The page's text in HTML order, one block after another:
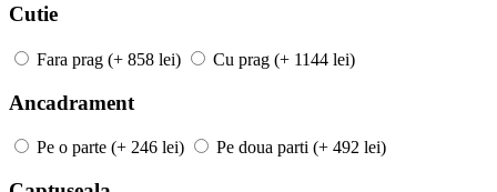
Cutie
Fara prag (+ 858 lei) Cu prag (+ 1144 lei)
Ancadrament
Pe o parte (+ 246 lei) Pe doua parti (+ 492 lei)